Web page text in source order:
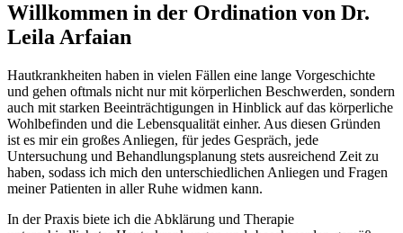
Willkommen in der Ordination von Dr.
Leila Arfaian
Hautkrankheiten haben in vielen Fällen eine lange Vorgeschichte
und gehen oftmals nicht nur mit körperlichen Beschwerden, sondern
auch mit starken Beeinträchtigungen in Hinblick auf das körperliche
Wohlbefinden und die Lebensqualität einher. Aus diesen Gründen
ist es mir ein großes Anliegen, für jedes Gespräch, jede
Untersuchung und Behandlungsplanung stets ausreichend Zeit zu
haben, sodass ich mich den unterschiedlichen Anliegen und Fragen
meiner Patienten in aller Ruhe widmen kann.
In der Praxis biete ich die Abklärung und Therapie